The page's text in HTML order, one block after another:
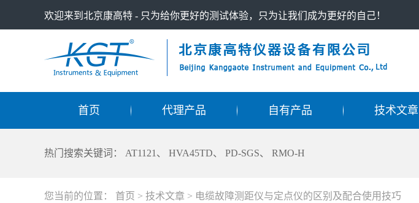
欢迎来到北京康高特 - 只为给你更好的测试体验，只为让我们成为更好的自己！
首页 代理产品 自有产品 技术文章
热门搜索关键词： AT1121 、 HVA45TD、 PD-SGS、 RMO-H
您当前的位置： 首页 > 技术文章 > 电缆故障测距仪与定点仪的区别及配合使用技巧